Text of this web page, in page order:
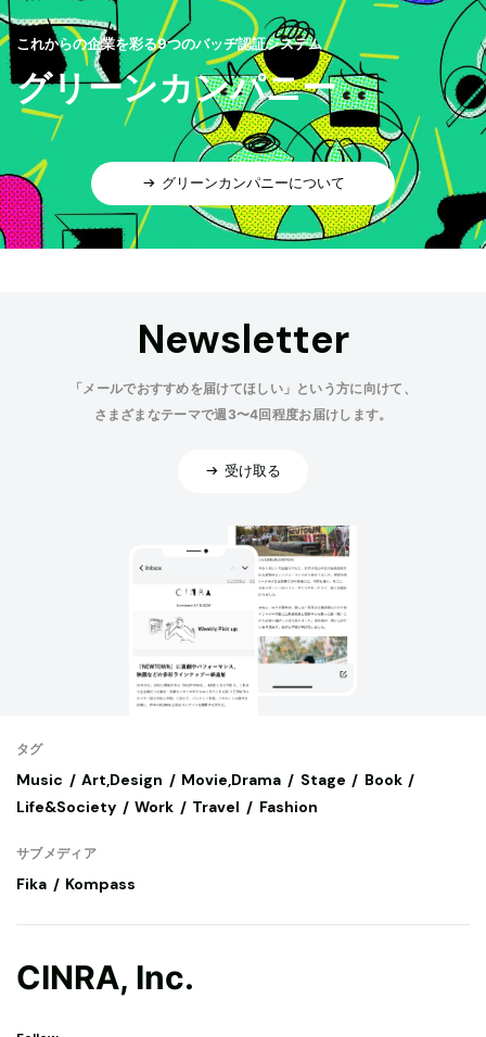
これからの企業を彩る9つのバッヂ認証システム
グリーンカンパニー
グリーンカンパニーについて
Newsletter
「メールでおすすめを届けてほしい」という方に向けて、
さまざまなテーマで週3〜4回程度お届けします。
受け取る
タグ
Music Art,Design Movie,Drama Stage
Book
Life&Society
Work Travel Fashion
サブメディア
Fika Kompass
CINRA, Inc.